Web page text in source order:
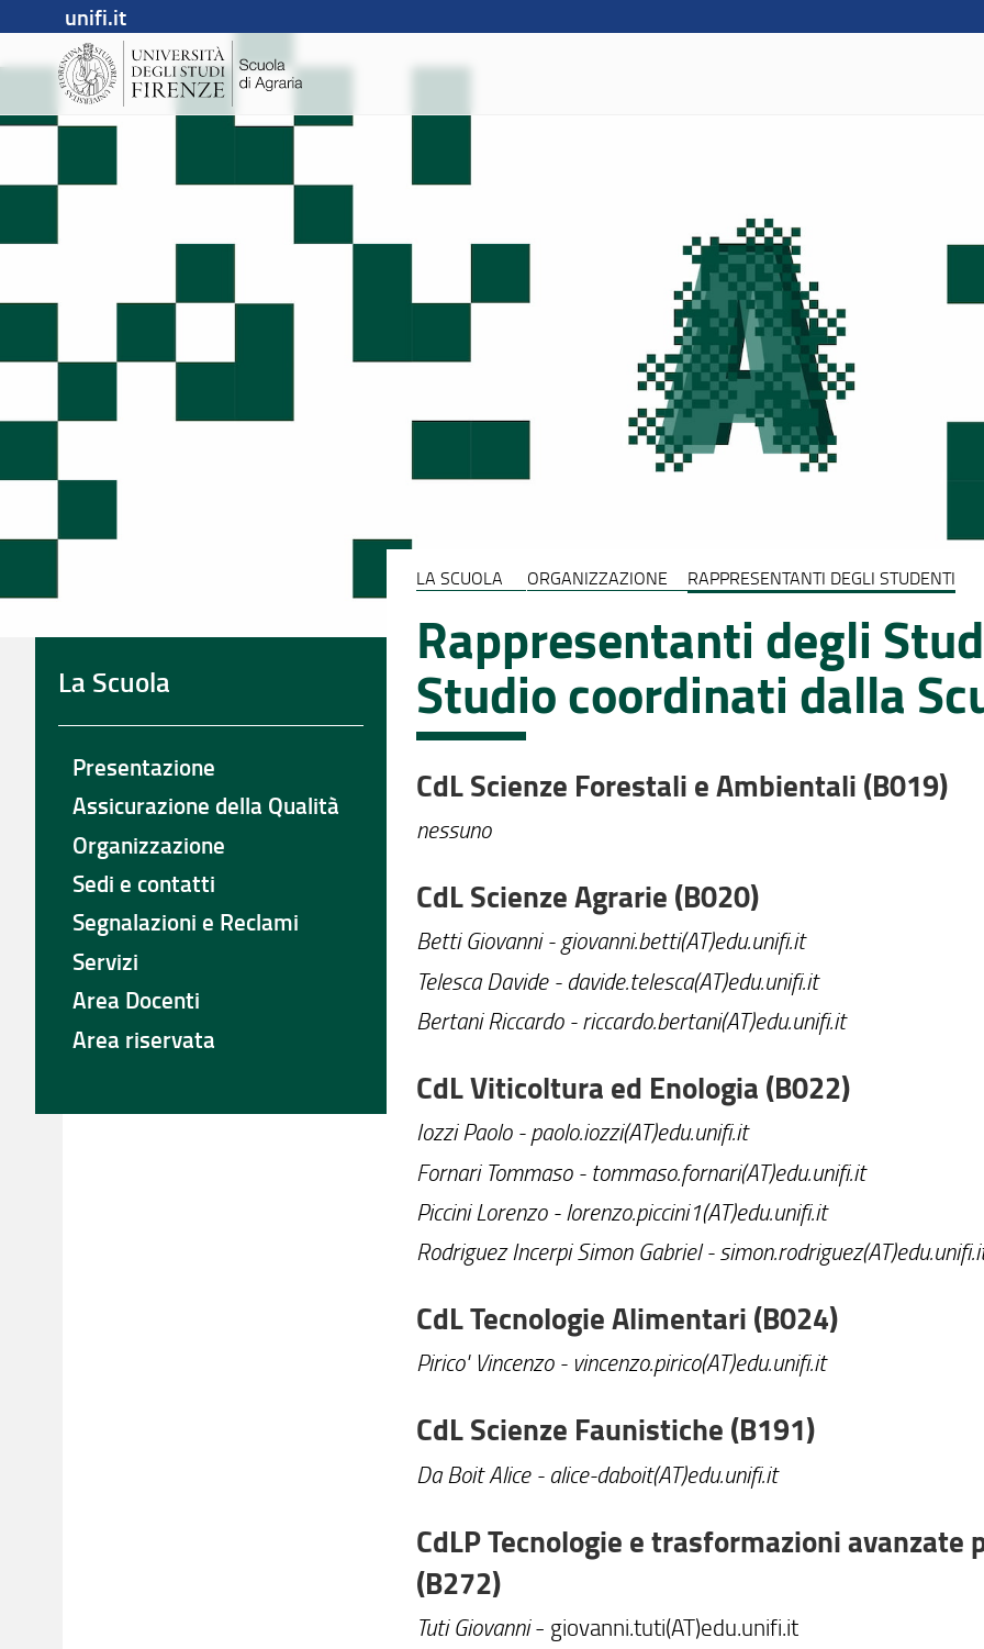
unifi.it
LA SCUOLA ORGANIZZAZIONE RAPPRESENTANTI DEGLI STUDENTI
Rappresentanti degli
Studio coordinati dalla
CdL Scienze Forestali e Ambientali (B019)
nessuno
CdL Scienze Agrarie (B020)
Betti Giovanni - giovanni.betti(AT)edu.unifi.it
Telesca Davide - davide.telesca(AT)edu.unifi.it
Bertani Riccardo - riccardo.bertani(AT)edu.unifi.it
CdL Viticoltura ed Enologia (B022)
Iozzi Paolo - paolo.iozzi(AT)edu.unifi.it
Fornari Tommaso - tommaso.fornari(AT)edu.unifi.it
Piccini Lorenzo - lorenzo.piccini1(AT)edu.unifi.it
Rodriguez Incerpi Simon Gabriel -
CdL Tecnologie Alimentari (B024)
Pirico' Vincenzo - vincenzo.pirico(AT)edu.unifi.it
CdL Scienze Faunistiche (B191)
Da Boit Alice - alice-daboit(AT)edu.unifi.it
CdLP Tecnologie e trasformazioni
(B272)
Tuti Giovanni- giovanni.tuti(AT)edu.unifi.it
La Scuola
Presentazione
Assicurazione della Qualità
Organizzazione
Sedi e contatti
Segnalazioni e Reclami
Servizi
Area Docenti
Area riservata